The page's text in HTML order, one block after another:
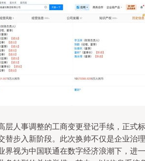
层人事调整的工商变更登记手续，正式标
替步入新阶段。此次换帅不仅是企业治理
界视为中国联通在数字经济浪潮下，进一